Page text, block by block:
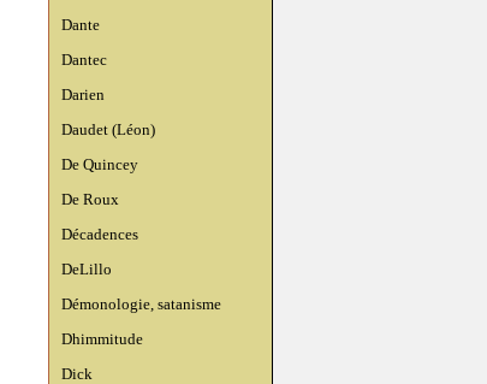
Dante
Dantec
Darien
Daudet (Léon)
De Quincey
De Roux
Décadences
DeLillo
Démonologie, satanisme
Dhimmitude
Dick